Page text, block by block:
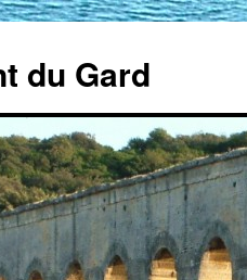
du Gard